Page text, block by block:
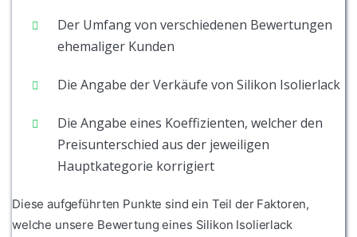
Der Umfang von verschiedenen Bewertungen
ehemaliger Kunden
Die Angabe der Verkäufe von Silikon Isolierlack
Die Angabe eines Koeffizienten, welcher den
Preisunterschied aus der jeweiligen
Hauptkategorie korrigiert
Diese aufgeführten Punkte sind ein Teil der Faktoren,
welche unsere Bewertung eines Silikon Isolierlack